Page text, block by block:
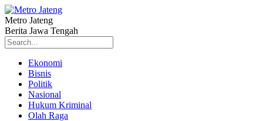
Metro Jateng
Berita Jawa Tengah
Ekonomi
Bisnis
Politik
Nasional
Hukum Kriminal
Olah Raga